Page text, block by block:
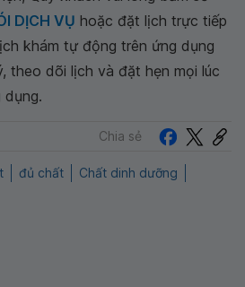
DỊCH VỤ hoặc đặt lịch trực tiếp
khám tự động trên ứng dụng
theo dõi lịch và đặt hẹn mọi lúc
dụng.
Chia sẻ
đủ chất
Chất dinh dưỡng